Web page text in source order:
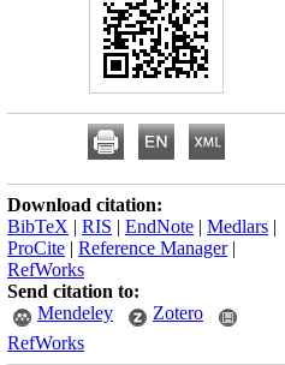
Download citation:
BibTeX | RIS | EndNote | Medlars |
ProCite | Reference Manager|
RefWorks
Send citation to:
Mendeley
Zotero
RefWorks